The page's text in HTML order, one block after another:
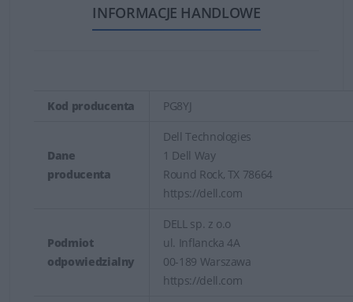
INFORMACJE HANDLOWE
Kod producenta PG8YJ
Dane
producenta
Dell Technologies
1 Dell Way
Round Rock, TX 78664
https://dell.com
Podmiot
odpowiedzialny
DELL sp. z o.o
ul. Inflancka 4A
00-189 Warszawa
https://dell.com